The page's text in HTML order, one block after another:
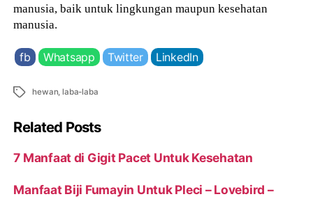
manusia, baik untuk lingkungan maupun kesehatan
manusia.
fb Whatsapp Twitter LinkedIn
Tags hewan,laba-laba
Related Posts
7 Manfaat di Gigit Pacet Untuk Kesehatan
Manfaat Biji Fumayin Untuk Pleci – Lovebird –